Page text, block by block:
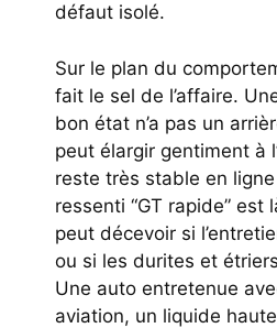
défaut isolé.
Sur le plan du
fait le sel de l’affaire.
bon état n’a pas un
peut élargir gentiment à
reste très stable en
ressenti “GT rapide” est
peut décevoir si
ou si les durites et
Une auto entretenue
aviation, un liquide